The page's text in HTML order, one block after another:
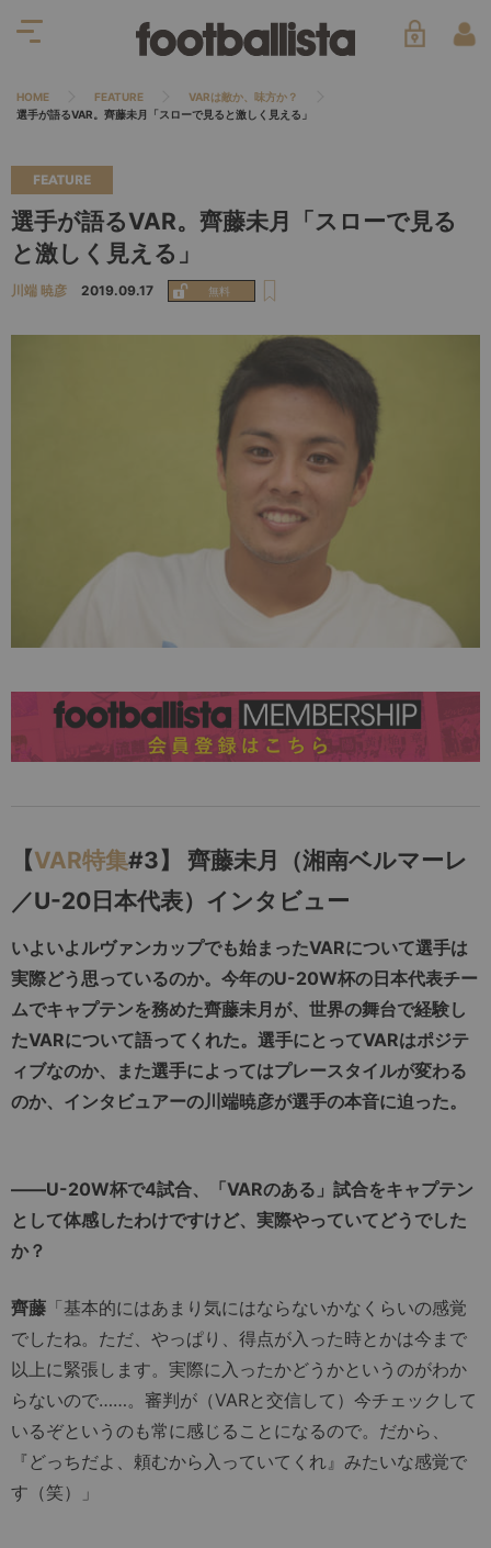
HOME FEATURE
VARは敵か、味方か？
選手が語るVAR。齊藤未月「スローで見ると激しく見える」
FEATURE
選手が語るVAR。齊藤未月「スローで見る
と激しく見える」
川端 暁彦 2019.09.17
【VAR特集#3】 齊藤未月（湘南ベルマーレ
／U-20日本代表）インタビュー
いよいよルヴァンカップでも始まったVARについて選手は
実際どう思っているのか。今年のU-20W杯の日本代表チー
ムでキャプテンを務めた齊藤未月が、世界の舞台で経験し
たVARについて語ってくれた。選手にとってVARはポジテ
ィブなのか、また選手によってはプレースタイルが変わる
のか、インタビュアーの川端暁彦が選手の本音に迫った。
――U-20W杯で4試合、「VARのある」試合をキャプテン
として体感したわけですけど、実際やっていてどうでした
か？
齊藤 「基本的にはあまり気にはならないかなくらいの感覚
でしたね。ただ、やっぱり、得点が入った時とかは今まで
以上に緊張します。実際に入ったかどうかというのがわか
らないので……。審判が（VARと交信して）今チェックして
いるぞというのも常に感じることになるので。だから、
『どっちだよ、頼むから入っていてくれ』みたいな感覚で
す（笑）」